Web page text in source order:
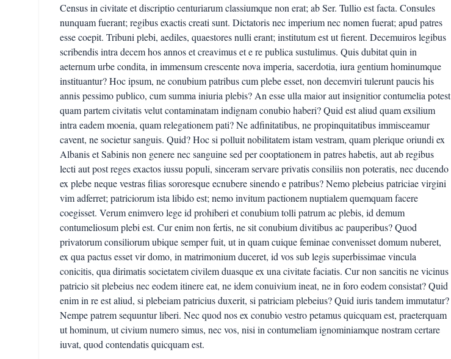
Census in civitate et discriptio centuriarum classiumque non erat; ab Ser. Tullio est facta. Consules
nunquam fuerant; regibus exactis creati sunt. Dictatoris nec imperium nec nomen fuerat; apud patres
esse coepit. Tribuni plebi, aediles, quaestores nulli erant; institutum est ut fierent. Decemuiros legibus
scribendis intra decem hos annos et creavimus et e re publica sustulimus. Quis dubitat quin in
aeternum urbe condita, in immensum crescente nova imperia, sacerdotia, iura gentium hominumque
instituantur? Hoc ipsum, ne conubium patribus cum plebe esset, non decemviri tulerunt paucis his
annis pessimo publico, cum summa iniuria plebis? An esse ulla maior aut insignitior contumelia potest
quam partem civitatis velut contaminatam indignam conubio haberi? Quid est aliud quam exsilium
intra eadem moenia, quam relegationem pati? Ne adfinitatibus, ne propinquitatibus immisceamur
cavent, ne societur sanguis. Quid? Hoc si polluit nobilitatem istam vestram, quam plerique oriundi ex
Albanis et Sabinis non genere nec sanguine sed per cooptationem in patres habetis, aut ab regibus
lecti aut post reges exactos iussu populi, sinceram servare privatis consiliis non poteratis, nec ducendo
ex plebe neque vestras filias sororesque ecnubere sinendo e patribus? Nemo plebeius patriciae virgini
vim adferret; patriciorum ista libido est; nemo invitum pactionem nuptialem quemquam facere
coegisset. Verum enimvero lege id prohiberi et conubium tolli patrum ac plebis, id demum
contumeliosum plebi est. Cur enim non fertis, ne sit conubium divitibus ac pauperibus? Quod
privatorum consiliorum ubique semper fuit, ut in quam cuique feminae convenisset domum nuberet,
ex qua pactus esset vir domo, in matrimonium duceret, id vos sub legis superbissimae vincula
conicitis, qua dirimatis societatem civilem duasque ex una civitate faciatis. Cur non sancitis ne vicinus
patricio sit plebeius nec eodem itinere eat, ne idem conuivium ineat, ne in foro eodem consistat? Quid
enim in re est aliud, si plebeiam patricius duxerit, si patriciam plebeius? Quid iuris tandem immutatur?
Nempe patrem sequuntur liberi. Nec quod nos ex conubio vestro petamus quicquam est, praeterquam
ut hominum, ut civium numero simus, nec vos, nisi in contumeliam ignominiamque nostram certare
iuvat, quod contendatis quicquam est.